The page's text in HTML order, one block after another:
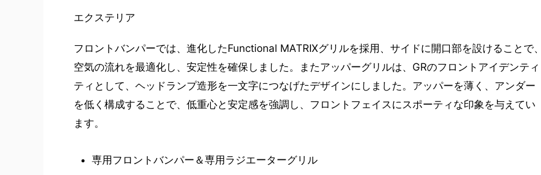
エクステリア
フロントバンパーでは、進化したFunctional MATRIXグリルを採用、サイドに開口部を設けることで
空気の流れを最適化し、安定性を確保しました。またアッパーグリルは、GRのフロントアイデンティ
ティとして、ヘッドランプ造形を一文字につなげたデザインにしました。アッパーを薄く、アンダー
を低く構成することで、低重心と安定感を強調し、フロントフェイスにスポーティな印象を与えてい
ます。
専用フロントバンパー＆専用ラジエーターグリル